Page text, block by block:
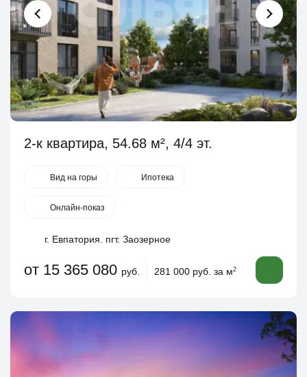
2-к квартира, 54.68 м², 4/4 эт.
Вид на горы Ипотека
Онлайн-показ
г. Евпатория. пгт. Заозерное
от 15 365 080 руб. 281 000 руб. за м2